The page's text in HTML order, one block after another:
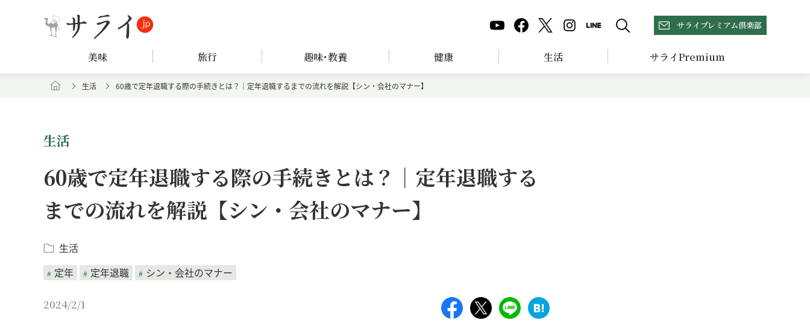
サライプレミアム倶楽部
美味 旅行 趣味･教養 健康 生活 サライPremium
生活 60歳で定年退職する際の手続きとは？｜定年退職するまでの流れを解説【シン・会社のマナー】
生活
60歳で定年退職する際の手続きとは？｜定年退職する
までの流れを解説【シン・会社のマナー】
生活
定年
定年退職 シン・会社のマナー
2024/2/1